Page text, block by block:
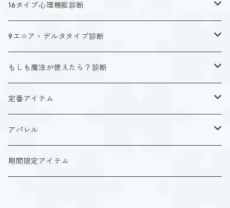
16タイプ心理機能診断
キャラクタータイプ
ISTJ（新田 理央）
ISFJ（花園 明日香）
定番アイテム
アクリルストラップ
アクリルスタンド
9エニア・デルタタイプ診断
キャラクタータイプ
タイプ１-正す人
タイプ２-助ける人
ホーリーデザイン
ダークデザイン
定番アイテム
もしも魔法が使えたら？診断
魔法スタイル
生命魔法~Vitality~
自然魔法~Elemental~
αシリーズ
βシリーズ
定番アイテム
アクリルストラップ
アクリルスタンド
アパレル
Tシャツ
期間限定アイテム